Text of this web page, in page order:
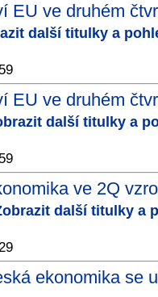
EU ve druhém
další titulky a
EU ve druhém
další titulky a
ve 2Q
další titulky a
ekonomika se